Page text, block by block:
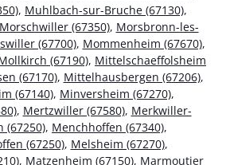
, Muhlbach-sur-Bruche (67130),
Morschwiller (67350), Morsbronn-les-
(67700), Mommenheim (67670),
(67190), Mittelschaeffolsheim
(67170), Mittelhausbergen (67206),
(67140), Minversheim (67270),
, Mertzwiller (67580), Merkwiller-
(67250), Menchhoffen (67340),
(67250), Melsheim (67270),
, Matzenheim (67150), Marmoutier